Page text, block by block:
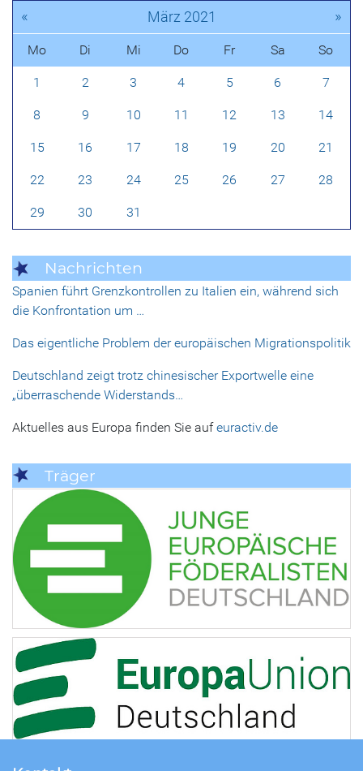
« März 2021 »
Mo Di Mi Do Fr Sa So
1 2 3 4 5 6 7
8 9 10 11 12 13 14
15 16 17 18 19 20 21
22 23 24 25 26 27 28
29 30 31
Nachrichten
Spanien führt Grenzkontrollen zu Italien ein, während sich
die Konfrontation um …
Das eigentliche Problem der europäischen Migrationspolitik
Deutschland zeigt trotz chinesischer Exportwelle eine
„überraschende Widerstands…
Aktuelles aus Europa finden Sie aufeuractiv.de
Träger